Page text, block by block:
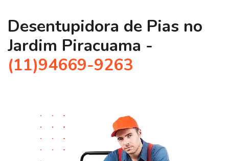
Desentupidora de Pias no
Jardim Piracuama -
(11)94669-9263